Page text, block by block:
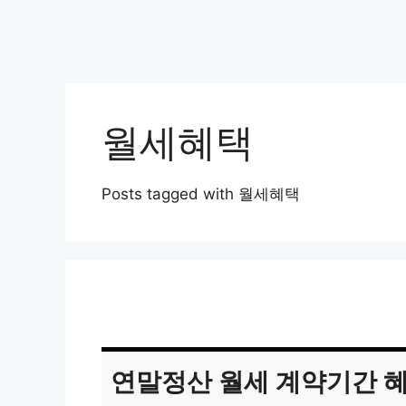
월세혜택
Posts tagged with 월세혜택
연말정산 월세 계약기간